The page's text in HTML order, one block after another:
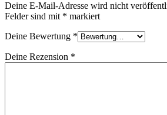
Deine E-Mail-Adresse wird nicht
Felder sind mit * markiert
Deine Bewertung *
Deine Rezension *